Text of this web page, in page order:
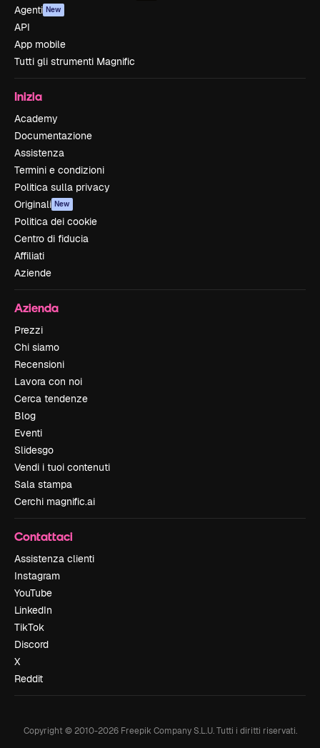
Agenti New
API
App mobile
Tutti gli strumenti Magnific
Inizia
Academy
Documentazione
Assistenza
Termini e condizioni
Politica sulla privacy
Originali New
Politica dei cookie
Centro di fiducia
Affiliati
Aziende
Azienda
Prezzi
Chi siamo
Recensioni
Lavora con noi
Cerca tendenze
Blog
Eventi
Slidesgo
Vendi i tuoi contenuti
Sala stampa
Cerchi magnific.ai
Contattaci
Assistenza clienti
Instagram
YouTube
LinkedIn
TikTok
Discord
X
Reddit
Copyright © 2010-2026Freepik Company S.L.U. Tutti i diritti riservati.